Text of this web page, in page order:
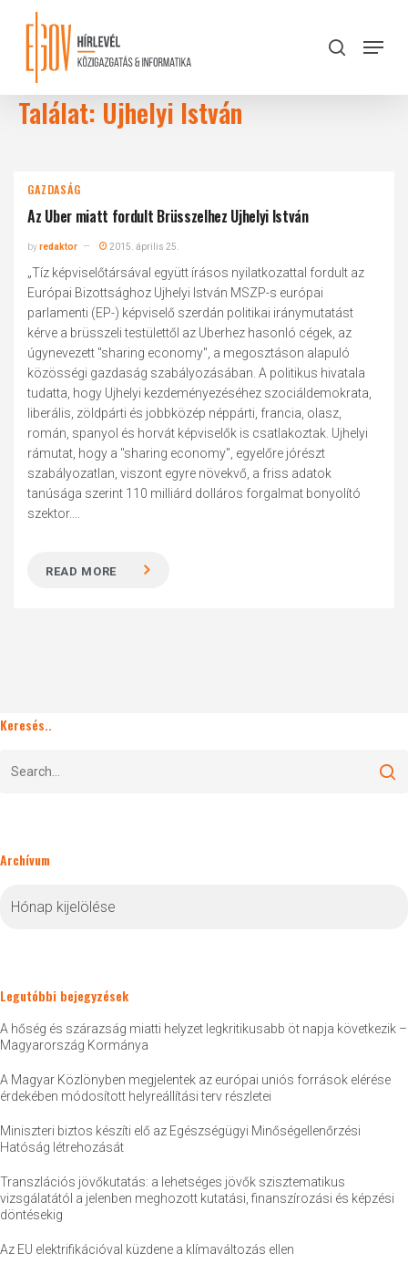
content
search
Menu
Találat: Ujhelyi István
GAZDASÁG
Az Uber miatt fordult Brüsszelhez Ujhelyi István
byredaktor 2015. április 25.
„Tíz képviselőtársával együtt írásos nyilatkozattal fordult az
Európai Bizottsághoz Ujhelyi István MSZP-s európai
parlamenti (EP-) képviselő szerdán politikai iránymutatást
kérve a brüsszeli testülettől az Uberhez hasonló cégek, az
úgynevezett "sharing economy", a megosztáson alapuló
közösségi gazdaság szabályozásában. A politikus hivatala
tudatta, hogy Ujhelyi kezdeményezéséhez szociáldemokrata,
liberális, zöldpárti és jobbközép néppárti, francia, olasz,
román, spanyol és horvát képviselők is csatlakoztak. Ujhelyi
rámutat, hogy a "sharing economy", egyelőre jórészt
szabályozatlan, viszont egyre növekvő, a friss adatok
tanúsága szerint 110 milliárd dolláros forgalmat bonyolító
szektor....
READ MORE
Keresés..
Archívum
Legutóbbi bejegyzések
A hőség és szárazság miatti helyzet legkritikusabb öt napja következik –
Magyarország Kormánya
A Magyar Közlönyben megjelentek az európai uniós források elérése
érdekében módosított helyreállítási terv részletei
Miniszteri biztos készíti elő az Egészségügyi Minőségellenőrzési
Hatóság létrehozását
Transzlációs jövőkutatás: a lehetséges jövők szisztematikus
vizsgálatától a jelenben meghozott kutatási, finanszírozási és képzési
döntésekig
Az EU elektrifikációval küzdene a klímaváltozás ellen
Close